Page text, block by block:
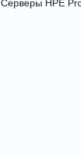
Серверы HPE